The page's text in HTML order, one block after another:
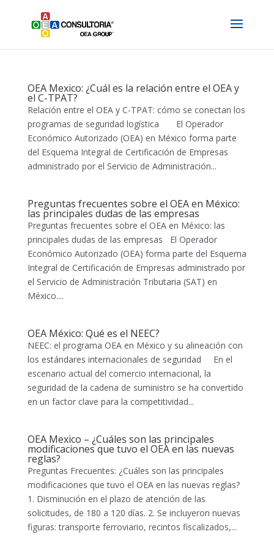
OEA Mexico: ¿Cuál es la relación entre el OEA y
el C-TPAT?
Relación entre el OEA y C-TPAT: cómo se conectan los
programas de seguridad logística El Operador
Económico Autorizado (OEA) en México forma parte
del Esquema Integral de Certificación de Empresas
administrado por el Servicio de Administración...
Preguntas frecuentes sobre el OEA en México:
las principales dudas de las empresas
Preguntas frecuentes sobre el OEA en México: las
principales dudas de las empresas El Operador
Económico Autorizado (OEA) forma parte del Esquema
Integral de Certificación de Empresas administrado por
el Servicio de Administración Tributaria (SAT) en
México....
OEA México: Qué es el NEEC?
NEEC: el programa OEA en México y su alineación con
los estándares internacionales de seguridad En el
escenario actual del comercio internacional, la
seguridad de la cadena de suministro se ha convertido
en un factor clave para la competitividad...
OEA Mexico – ¿Cuáles son las principales
modificaciones que tuvo el OEA en las nuevas
reglas?
Preguntas Frecuentes: ¿Cuáles son las principales
modificaciones que tuvo el OEA en las nuevas reglas?
1. Disminución en el plazo de atención de las
solicitudes, de 180 a 120 días. 2. Se incluyeron nuevas
figuras: transporte ferroviario, recintos fiscalizados,...